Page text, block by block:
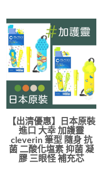
【出清優惠】日本原裝
進口 大幸 加護靈
cleverin 筆型 隨身 抗
菌 二酸化塩素 抑菌 凝
膠 三眼怪 補充芯